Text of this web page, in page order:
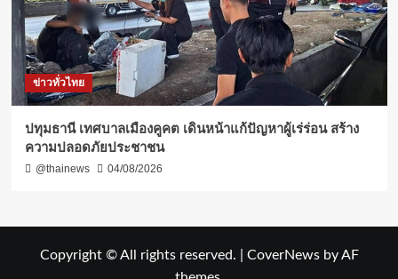
ข่าวทั่วไทย
ปทุมธานี เทศบาลเมืองคูคต เดินหน้าแก้ปัญหาผู้เร่ร่อน สร้าง
ความปลอดภัยประชาชน
@thainews 04/08/2026
Copyright © All rights reserved. CoverNewsby AF